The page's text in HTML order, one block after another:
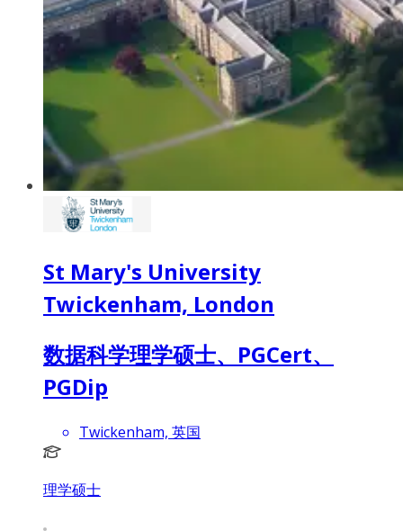
St Mary's University
Twickenham, London
数据科学理学硕士、PGCert、
PGDip
Twickenham, 英国
理学硕士